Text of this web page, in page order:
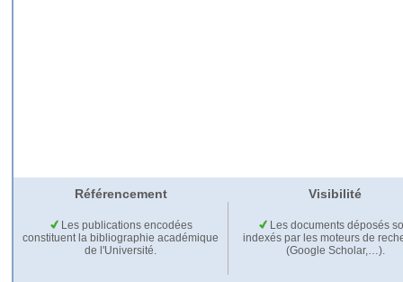
Référencement Visibilité
Les publications encodées
constituent la bibliographie académique
de l'Université.
Les documents déposés
indexés par les moteurs de
(Google Scholar,…).